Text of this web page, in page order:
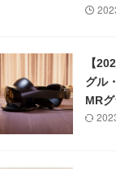
【
グル
MR